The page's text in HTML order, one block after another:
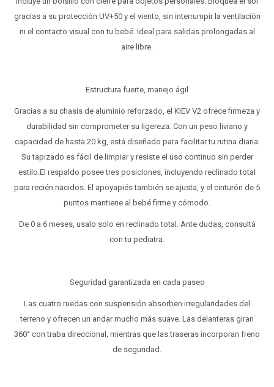
gracias a su protección UV+50 y el viento, sin interrumpir la ventilación
ni el contacto visual con tu bebé. Ideal para salidas prolongadas al
aire libre.
Estructura fuerte, manejo ágil
Gracias a su chasis de aluminio reforzado, el KIEV V2 ofrece firmeza y
durabilidad sin comprometer su ligereza. Con un peso liviano y
capacidad de hasta 20 kg, está diseñado para facilitar tu rutina diaria.
Su tapizado es fácil de limpiar y resiste el uso continuo sin perder
estilo.El respaldo posee tres posiciones, incluyendo reclinado total
para recién nacidos. El apoyapiés también se ajusta, y el cinturón de 5
puntos mantiene al bebé firme y cómodo.
De 0 a 6 meses, usalo solo en reclinado total. Ante dudas, consultá
con tu pediatra.
Seguridad garantizada en cada paseo
Las cuatro ruedas con suspensión absorben irregularidades del
terreno y ofrecen un andar mucho más suave. Las delanteras giran
360° con traba direccional, mientras que las traseras incorporan freno
de seguridad.